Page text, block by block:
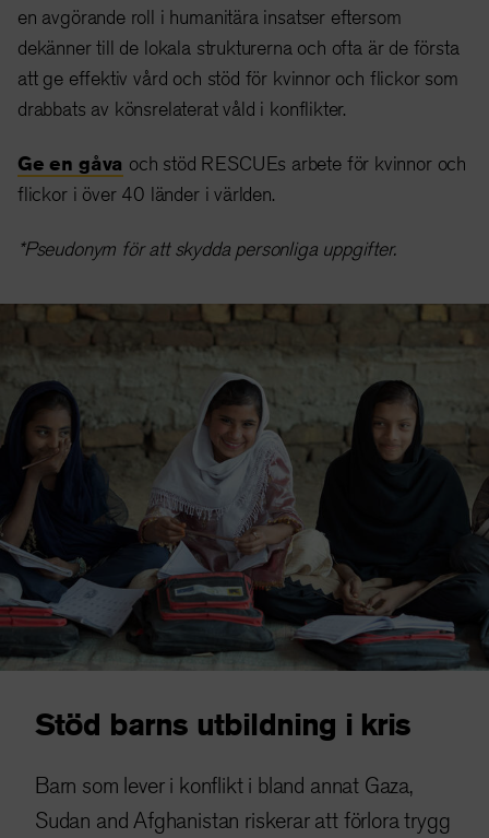
en avgörande roll i humanitära insatser eftersom
dekänner till de lokala strukturerna och ofta är de första
att ge effektiv vård och stöd för kvinnor och flickor som
drabbats av könsrelaterat våld i konflikter.
Ge en gåva och stöd RESCUEs arbete för kvinnor och
flickor i över 40 länder i världen.
*Pseudonym för att skydda personliga uppgifter.
Stöd barns utbildning i kris
Barn som lever i konflikt i bland annat Gaza,
Sudan and Afghanistan riskerar att förlora trygg